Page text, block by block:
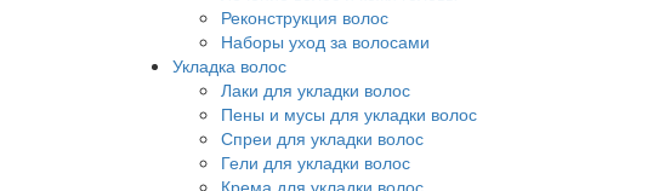
Реконструкция волос
Наборы уход за волосами
Укладка волос
Лаки для укладки волос
Пены и мусы для укладки волос
Спреи для укладки волос
Гели для укладки волос
Крема для укладки волос